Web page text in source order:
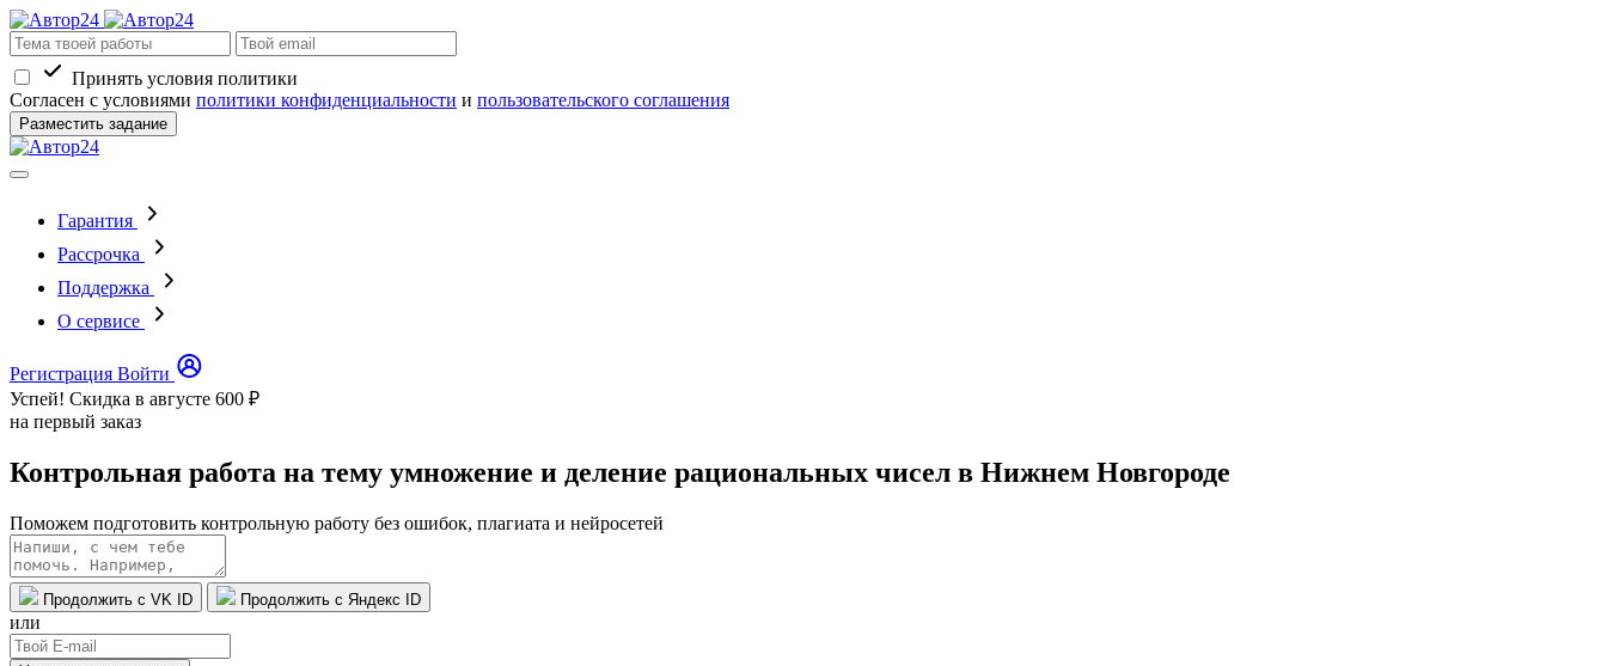
Принять условия политики
Согласен с условиями политики конфиденциальности и пользовательского соглашения
Разместить задание
Гарантия
Рассрочка
Поддержка
О сервисе
Регистрация Войти
Успей! Скидка в августе 600 ₽
на первый заказ
Контрольная работа на тему умножение и деление рациональных чисел в Нижнем Новгороде
Поможем подготовить контрольную работу без ошибок, плагиата и нейросетей
Продолжить с VK ID Продолжить с Яндекс ID
или